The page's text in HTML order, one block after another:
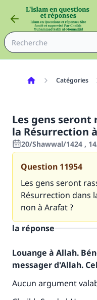
Catégories
Les gens seront
la Résurrection
20/Shawwal/1424 ,
Question 11954
Les gens seront
Résurrection dans
non à Arafat ?
la réponse
Louange à Allah.
messager d'Allah.
Aucun argument